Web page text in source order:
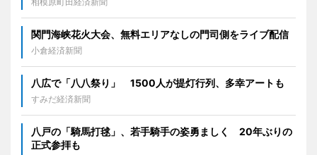
関門海峡花火大会、無料エリアなしの門司側をライブ配信
小倉経済新聞
八広で「八八祭り」 1500人が提灯行列、多幸アートも
すみだ経済新聞
八戸の「騎馬打毬」、若手騎手の姿勇ましく 20年ぶりの
正式参拝も